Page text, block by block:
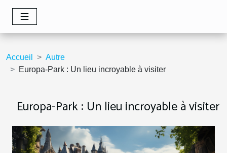
Accueil
Autre
Europa-Park : Un lieu incroyable à visiter
Europa-Park : Un lieu incroyable à visiter